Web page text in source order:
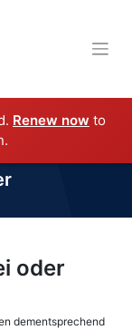
Renew now to
oder
dementsprechend